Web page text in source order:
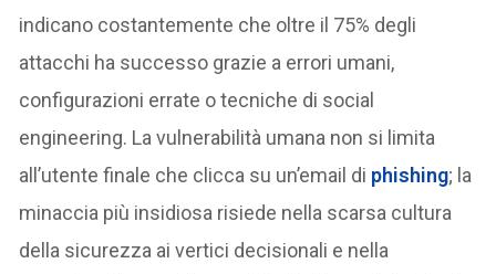
indicano costantemente che oltre il 75% degli
attacchi ha successo grazie a errori umani,
configurazioni errate o tecniche di social
engineering. La vulnerabilità umana non si limita
all’utente finale che clicca su un’email di phishing; la
minaccia più insidiosa risiede nella scarsa cultura
della sicurezza ai vertici decisionali e nella